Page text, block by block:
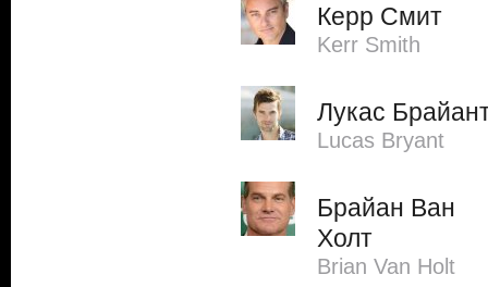
Керр Смит
Kerr Smith
Лукас
Lucas Bryant
Брайан Ван
Холт
Brian Van Holt